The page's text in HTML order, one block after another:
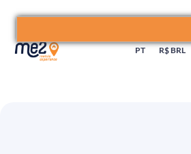
PT R$ BRL